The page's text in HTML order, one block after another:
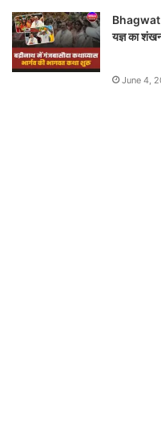
Bhagwat
यज्ञ का
June 4,